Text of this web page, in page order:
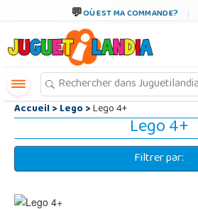
OÙ EST MA COMMANDE?
Accueil>Lego>Lego 4+
Lego 4+
Filtrer par: